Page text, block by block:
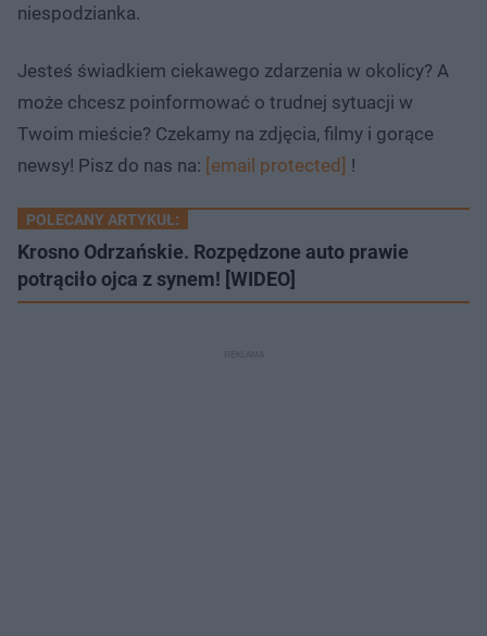
niespodzianka.
Jesteś świadkiem ciekawego zdarzenia w okolicy? A
może chcesz poinformować o trudnej sytuacji w
Twoim mieście? Czekamy na zdjęcia, filmy i gorące
newsy! Pisz do nas na: [email protected] !
POLECANY ARTYKUŁ:
Krosno Odrzańskie. Rozpędzone auto prawie
potrąciło ojca z synem! [WIDEO]